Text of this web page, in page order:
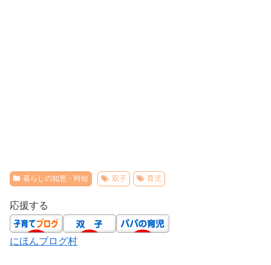
暮らしの知恵・時短 双子 育児
応援する
にほんブログ村